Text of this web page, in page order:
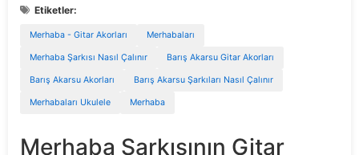
Etiketler:
Merhaba - Gitar Akorları Merhabaları
Merhaba Şarkısı Nasıl Çalınır Barış Akarsu Gitar Akorları
Barış Akarsu Akorları Barış Akarsu Şarkıları Nasıl Çalınır
Merhabaları Ukulele Merhaba
Merhaba Şarkısının Gitar